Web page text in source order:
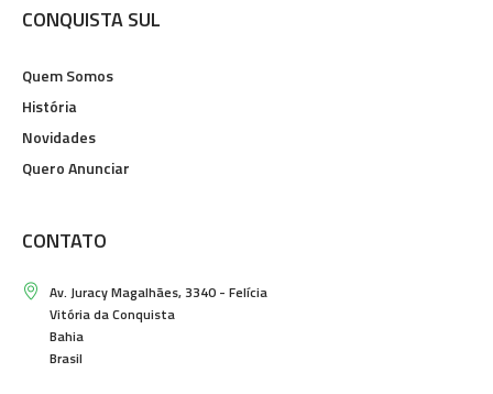
CONQUISTA SUL
Quem Somos
História
Novidades
Quero Anunciar
CONTATO
Av. Juracy Magalhães, 3340 - Felícia
Vitória da Conquista
Bahia
Brasil